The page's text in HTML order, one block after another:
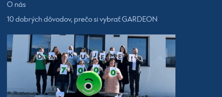
O nás
10 dobrých dôvodov, prečo si vybrať GARDEON